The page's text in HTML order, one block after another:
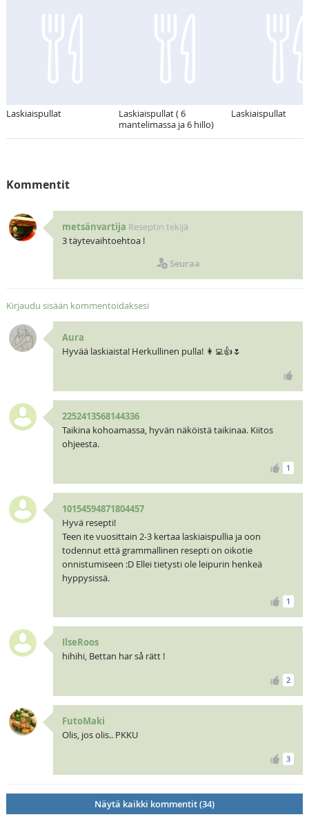
Laskiaispullat
Laskiaispullat ( 6
mantelimassa ja 6 hillo)
Laskiaispullat
Kommentit
metsänvartija Reseptin tekijä
3 täytevaihtoehtoa !
Seuraa
Kirjaudu sisään kommentoidaksesi
Aura
Hyvää laskiaista! Herkullinen pulla! 👩‍💻👍🌷
2252413568144336
Taikina kohoamassa, hyvän näköistä taikinaa. Kiitos
ohjeesta.
1
10154594871804457
Hyvä resepti!
Teen ite vuosittain 2-3 kertaa laskiaispullia ja oon
todennut että grammallinen resepti on oikotie
onnistumiseen :D Ellei tietysti ole leipurin henkeä
hyppysissä.
1
IlseRoos
hihihi, Bettan har så rätt !
2
FutoMaki
Olis, jos olis.. PKKU
3
Näytä kaikki kommentit (34)